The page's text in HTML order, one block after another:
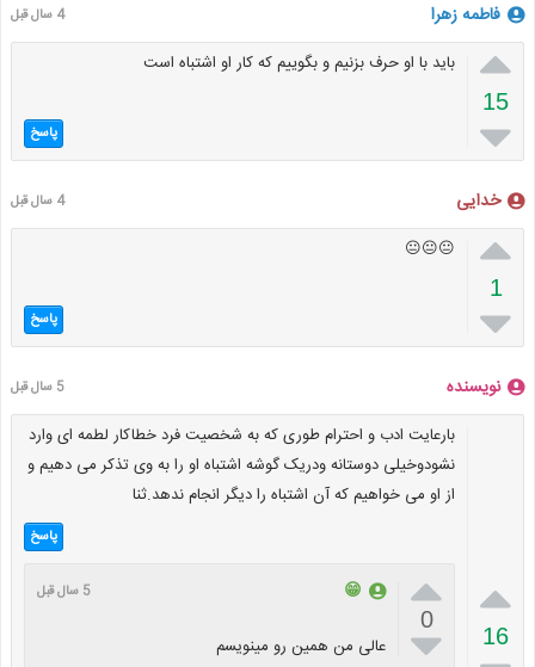
فاطمه زهرا 4 سال قبل

15

باید با او حرف بزنیم و بگوییم که کار او اشتباه است
پاسخ
خدایی 4 سال قبل

1

😐😐😐
پاسخ
نویسنده 5 سال قبل

16
بارعایت ادب و احترام طوری که به شخصیت فرد خطاکار لطمه ای وارد
نشودوخیلی دوستانه ودریک گوشه اشتباه او را به وی تذکر می دهیم و
از او می خواهیم که آن اشتباه را دیگر انجام ندهد.ثنا
پاسخ

0

😁 5 سال قبل
عالی من همین رو مینویسم